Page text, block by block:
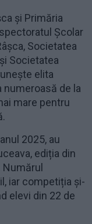
și Primăria
Școlar
Societatea
Societatea
elita
numeroasă de la
mare pentru
2025, au
ediția din
Numărul
iar competiția și-
elevi din 22 de